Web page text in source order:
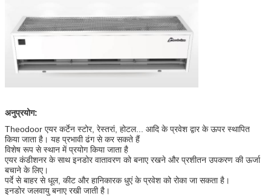
अनुप्रयोग:
Theodoor एयर कर्टेन स्टोर, रेस्तरां, होटल... आदि के प्रवेश द्वार के ऊपर स्थापित
किया जाता है। यह प्रभावी ढंग से कर सकते हैं
विशेष रूप से स्थान में प्रयोग किया जाता है
एयर कंडीशनर के साथ इनडोर वातावरण को बनाए रखने और प्रशीतन उपकरण की ऊर्जा
बचाने के लिए।
पर्दे से बाहर से धूल, कीट और हानिकारक धुएं के प्रवेश को रोका जा सकता है।
इनडोर जलवायु बनाए रखी जाती है।